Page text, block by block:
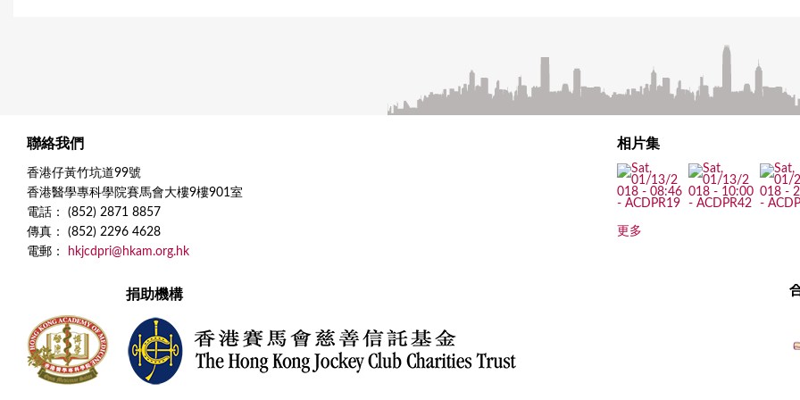
聯絡我們
香港仔黃竹坑道99號
香港醫學專科學院賽馬會大樓9樓901室
電話： (852) 2871 8857
傳真： (852) 2296 4628
電郵：
hkjcdpri@hkam.org.hk
相片集
更多
捐助機構